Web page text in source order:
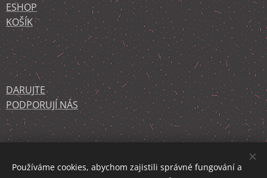
ESHOP
KOŠÍK
DARUJTE
PODPORUJÍ NÁS
O NÁS
Používáme cookies, abychom zajistili správné fungování a